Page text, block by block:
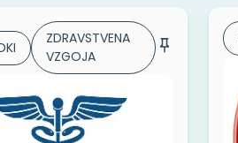
ZDRAVSTVENA
VZGOJA